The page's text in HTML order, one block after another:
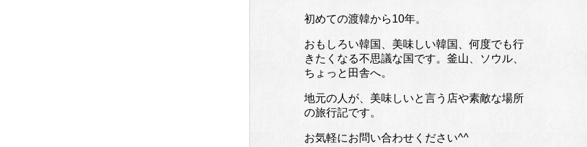
初めての渡韓から10年。
おもしろい韓国、美味しい韓国、何度でも行
きたくなる不思議な国です。釜山、ソウル、
ちょっと田舎へ。
地元の人が、美味しいと言う店や素敵な場所
の旅行記です。
お気軽にお問い合わせください^^